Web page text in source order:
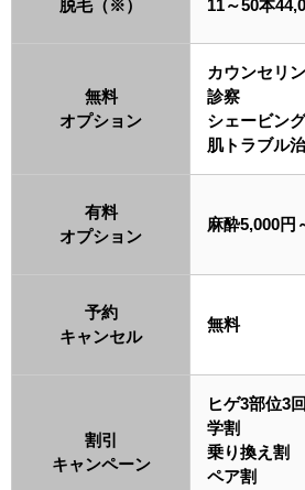
脱毛（※）
11～50本
無料
オプション
カウンセリ
診察
シェービング
肌トラブル
有料
オプション
麻酔5,000円
予約
キャンセル
無料
割引
キャンペーン
ヒゲ3部位3
学割
乗り換え割
ペア割